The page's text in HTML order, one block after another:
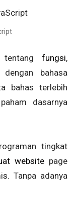
tentang fungsi,
bahasa
bahas terlebih
dasarnya
tingkat
website page
Tanpa adanya